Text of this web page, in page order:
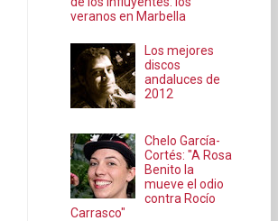
veranos en Marbella
Los mejores
discos
andaluces de
2012
Chelo García-
Cortés: "A Rosa
Benito la
mueve el odio
contra Rocío
Carrasco"